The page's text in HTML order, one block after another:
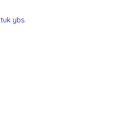
ybs.